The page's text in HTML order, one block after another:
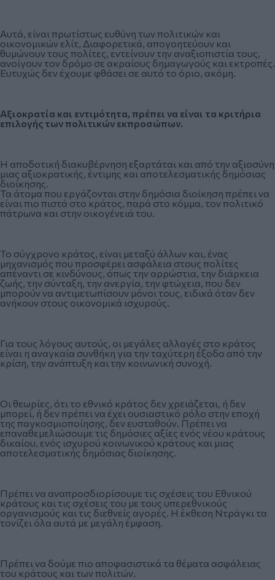
Αυτά, είναι πρωτίστως ευθύνη των πολιτικών και
οικονομικών ελίτ, Διαφορετικά, απογοητεύουν και
θυμώνουν τους πολίτες, εντείνουν την αναξιοπιστία τους,
ανοίγουν τον δρόμο σε ακραίους δημαγωγούς και εκτροπές.
Ευτυχώς δεν έχουμε φθάσει σε αυτό το όριο, ακόμη.
Αξιοκρατία και εντιμότητα, πρέπει να είναι τα κριτήρια
επιλογής τωνπολιτικών εκπροσώπων.
Η αποδοτική διακυβέρνηση εξαρτάται και από την αξιοσύνη
μιας αξιοκρατικής, έντιμης και αποτελεσματικής δημόσιας
διοίκησης.
Τα άτομα που εργάζονται στην δημόσια διοίκηση πρέπει να
είναι πιο πιστά στο κράτος, παρά στο κόμμα, τον πολιτικό
πάτρωνα και στην οικογένειά του.
Το σύγχρονο κράτος, είναι μεταξύ άλλων και, ένας
μηχανισμός που προσφέρει ασφάλεια στους πολίτες
απέναντι σε κινδύνους, όπως την αρρώστια, την διάρκεια
ζωής, την σύνταξη, την ανεργία, την φτώχεια, που δεν
μπορούν να αντιμετωπίσουν μόνοι τους, ειδικά όταν δεν
ανήκουν στους οικονομικά ισχυρούς.
Για τους λόγους αυτούς, οι μεγάλες αλλαγές στο κράτος
είναι η αναγκαία συνθήκη για την ταχύτερη έξοδο από την
κρίση, την ανάπτυξη και την κοινωνική συνοχή.
Οι θεωρίες, ότι το εθνικό κράτος δεν χρειάζεται, ή δεν
μπορεί, ή δεν πρέπει να έχει ουσιαστικό ρόλο στην εποχή
της παγκοσμιοποίησης, δεν ευσταθούν. Πρέπει να
επαναθεμελιώσουμε τις δημόσιες αξίες ενός νέου κράτους
δικαίου, ενός ισχυρού κοινωνικού κράτους και μιας
αποτελεσματικής δημόσιας διοίκησης.
Πρέπει να αναπροσδιορίσουμε τις σχέσεις του Εθνικού
κράτους και τις σχέσεις του με τους υπερεθνικούς
οργανισμούς και τις διεθνείς αγορές. Η έκθεση Ντράγκι τα
τονίζει όλα αυτά με μεγάλη έμφαση.
Πρέπει να δούμε πιο αποφασιστικά τα θέματα ασφάλειας
του κράτους και των πολιτών.